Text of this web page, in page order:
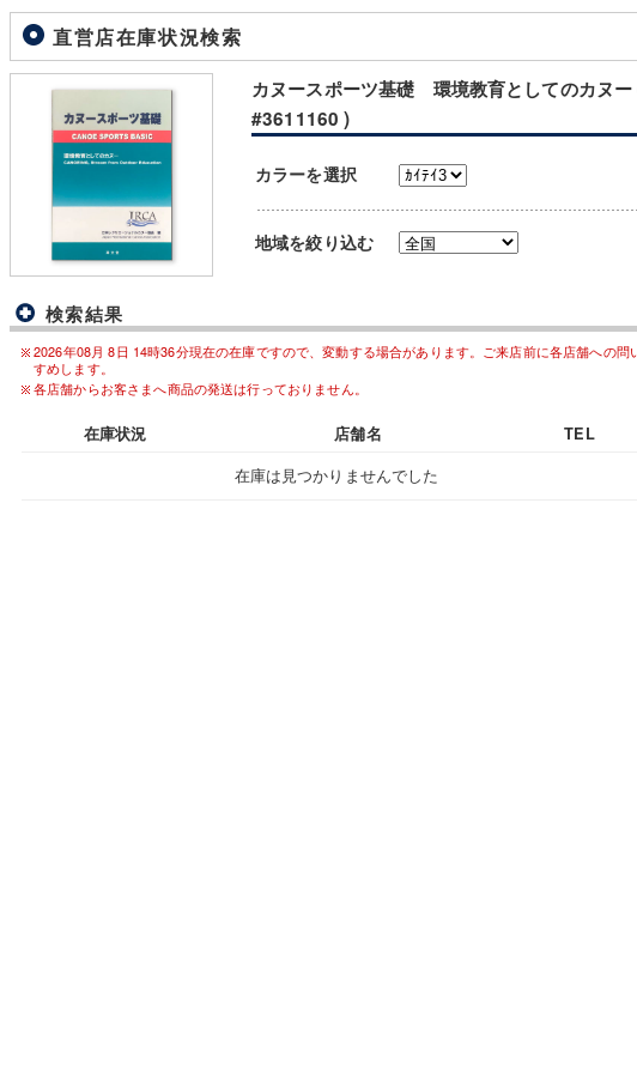
直営店在庫状況検索
カヌースポーツ基礎 環境教育としてのカヌー
#3611160 )
カラーを選択
地域を絞り込む
検索結果
2026年08月 8日 14時36分現在の在庫ですので、変動する場合があります。ご来店前に各店舗への問
すめします。
各店舗からお客さまへ商品の発送は行っておりません。
在庫状況 店舗名 TEL
在庫は見つかりませんでした